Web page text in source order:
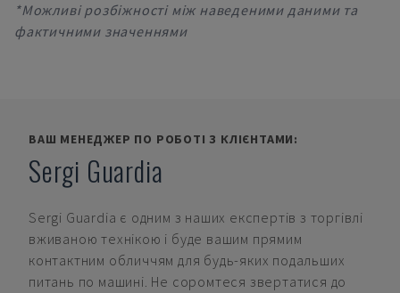
*Можливі розбіжності між наведеними даними та
фактичними значеннями
ВАШ МЕНЕДЖЕР ПО РОБОТІ З КЛІЄНТАМИ:
Sergi Guardia
Sergi Guardia є одним з наших експертів з торгівлі
вживаною технікою і буде вашим прямим
контактним обличчям для будь-яких подальших
питань по машині. Не соромтеся звертатися до